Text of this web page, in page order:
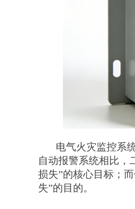
电气火灾监控系统
自动报警系统相比，
损失”的核心目标；
失”的目的。